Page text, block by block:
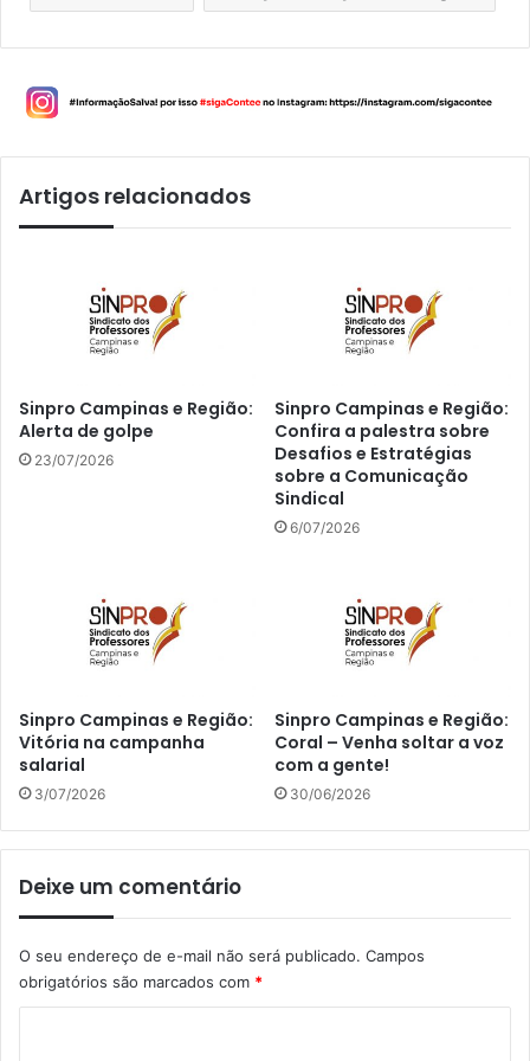
Artigos relacionados
Sinpro Campinas e Região:
Alerta de golpe
23/07/2026
Sinpro Campinas e Região:
Confira a palestra sobre
Desafios e Estratégias
sobre a Comunicação
Sindical
6/07/2026
Sinpro Campinas e Região:
Vitória na campanha
salarial
3/07/2026
Sinpro Campinas e Região:
Coral – Venha soltar a voz
com a gente!
30/06/2026
Deixe um comentário
O seu endereço de e-mail não será publicado. Campos
obrigatórios são marcados com *